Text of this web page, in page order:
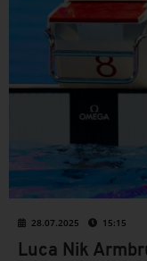
28.07.2025 15:15
Luca Nik